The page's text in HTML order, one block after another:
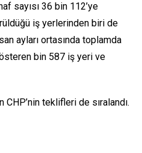
sayısı 36 bin 112’ye
iş yerlerinden biri de
ayları ortasında toplamda
bin 587 iş yeri ve
CHP’nin teklifleri de sıralandı.